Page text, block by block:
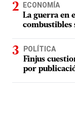
ECONOMÍA
La guerra en
combustibles
POLÍTICA
Finjus
por